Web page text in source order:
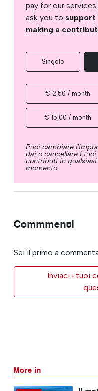
pay for our
ask you to support
making a
Singolo
€ 2,50 / month
€ 15,00 / month
Puoi cambiare
dai o cancellare i tuoi
contributi in qualsiasi
momento.
Commmenti
Sei il primo a
Inviaci i tuoi
More in